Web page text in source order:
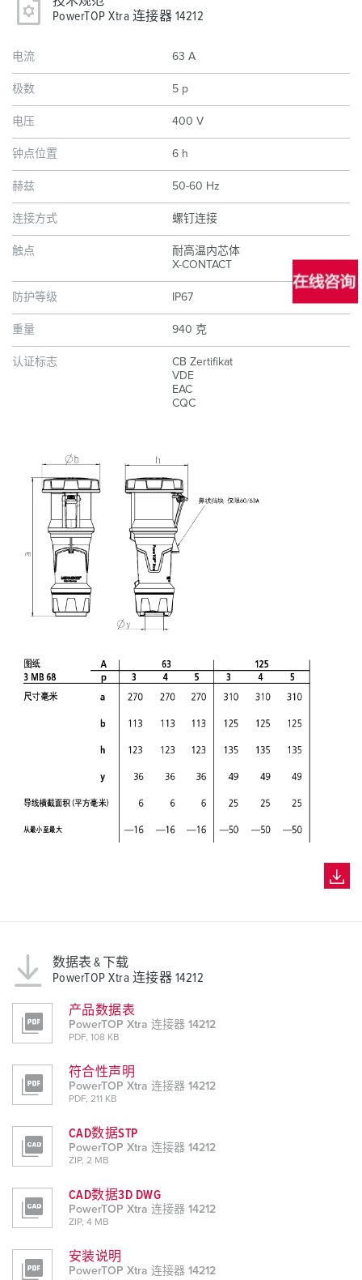
PowerTOP Xtra 连接器 14212
电流 63 A
极数 5 p
电压 400 V
钟点位置 6 h
赫兹 50-60 Hz
连接方式 螺钉连接
触点
耐高温内芯体
X-CONTACT
防护等级 IP67
重量 940 克
认证标志
CB Zertifikat
VDE
EAC
CQC
数据表 & 下载
PowerTOP Xtra 连接器 14212
产品数据表
PowerTOP Xtra 连接器 14212
PDF, 108 KB
符合性声明
PowerTOP Xtra 连接器 14212
PDF, 211 KB
CAD数据STP
PowerTOP Xtra 连接器 14212
ZIP, 2 MB
CAD数据3D DWG
PowerTOP Xtra 连接器 14212
ZIP, 4 MB
安装说明
PowerTOP Xtra 连接器 14212